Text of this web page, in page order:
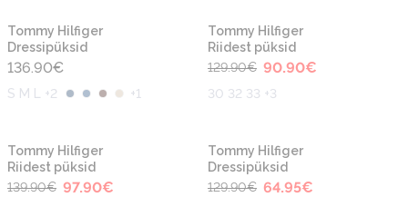
Tommy Hilfiger
Dressipüksid
136.90€
S M L +2 +1
-30%
Tommy Hilfiger
Riidest püksid
129.90€ 90.90€
30 32 33 +3
-30%
Tommy Hilfiger
Riidest püksid
139.90€ 97.90€
-50%
Tommy Hilfiger
Dressipüksid
129.90€ 64.95€